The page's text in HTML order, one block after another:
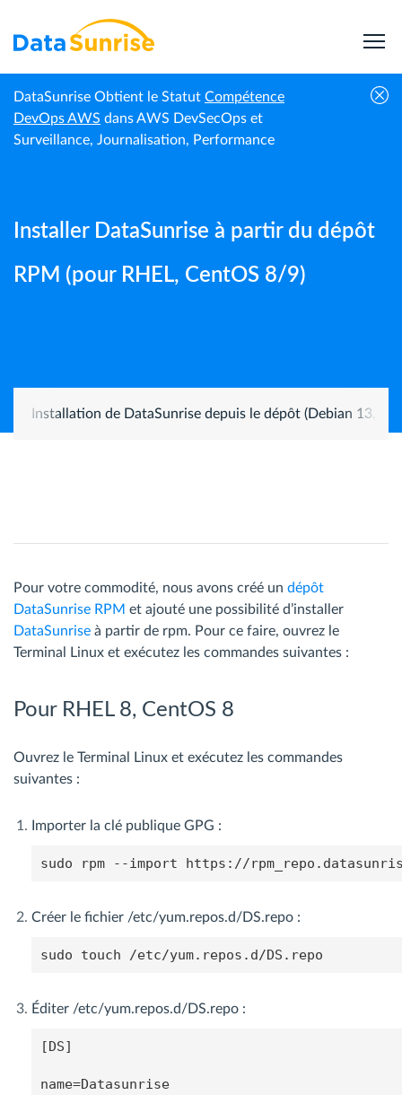
DataSunrise Obtient le Statut Compétence
DevOps AWS dans AWS DevSecOps et
Surveillance, Journalisation, Performance
Accueil
Guides |
DataSunrise
Installer DataSunrise à partir du dépôt RPM
(pour RHEL, CentOS 8/9)
Installer DataSunrise à partir du dépôt
RPM (pour RHEL, CentOS 8/9)
Installation de DataSunrise depuis le dépôt (Debian 13,
Pour votre commodité, nous avons créé un dépôt
DataSunrise RPM et ajouté une possibilité d’installer
DataSunrise à partir de rpm. Pour ce faire, ouvrez le
Terminal Linux et exécutez les commandes suivantes :
Pour RHEL 8, CentOS 8
Ouvrez le Terminal Linux et exécutez les commandes
suivantes :
Importer la clé publique GPG :
sudo rpm --import https://
Créer le fichier /etc/yum.repos.d/DS.repo :
sudo touch /etc/yum.repos.d/DS.repo
Éditer /etc/yum.repos.d/DS.repo :
[DS]
name=Datasunrise